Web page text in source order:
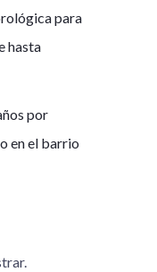
para
hasta
por
en el barrio